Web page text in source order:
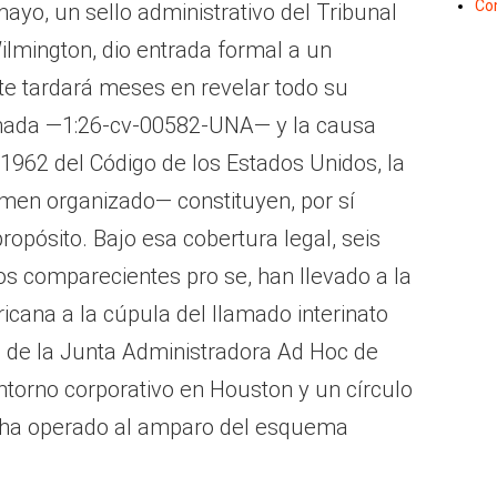
un sello administrativo del Tribunal
dio entrada formal a un
tardará meses en revelar todo su
—1:26-cv-00582-UNA— y la causa
del Código de los Estados Unidos, la
organizado— constituyen, por sí
Bajo esa cobertura legal, seis
comparecientes pro se, han llevado a la
a la cúpula del llamado interinato
la Junta Administradora Ad Hoc de
corporativo en Houston y un círculo
operado al amparo del esquema